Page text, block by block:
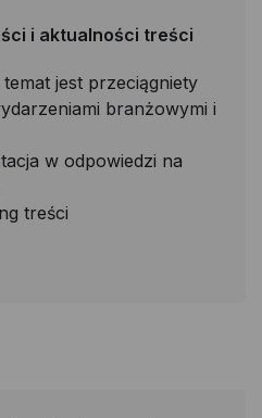
i aktualności treści
jest przeciągniety
branżowymi i
w odpowiedzi na
treści